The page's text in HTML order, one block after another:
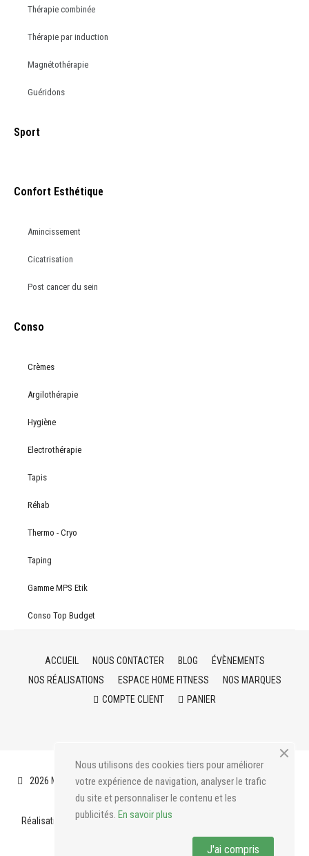
Thérapie combinée
Thérapie par induction
Magnétothérapie
Guéridons
Sport
Confort Esthétique
Amincissement
Cicatrisation
Post cancer du sein
Conso
Crèmes
Argilothérapie
Hygiène
Electrothérapie
Tapis
Réhab
Thermo - Cryo
Taping
Gamme MPS Etik
Conso Top Budget
ACCUEIL NOUS CONTACTER BLOG
ÉVÈNEMENTS
NOS RÉALISATIONS
ESPACE HOME FITNESS
NOS MARQUES
COMPTE CLIENT
PANIER
2026 Medical Pro Service Mentions légales CGV Livraison
Réalisation : Nicolas Mahler, développeur prestashop à Strasbourg
Sébastien Mugel, graphiste à Sarrebourg
Nous utilisons des cookies tiers pour améliorer
votre expérience de navigation, analyser le trafic
du site et personnaliser le contenu et les
publicités. En savoir plus
J'ai compris